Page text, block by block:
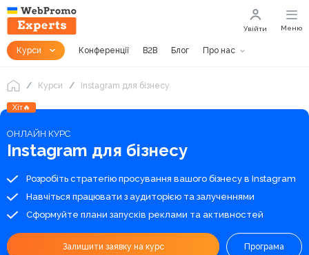
Курси Конференції B2B Блог Про нас
Увійти Меню
Курси Instagram для бізнесу
Хіт🔥
ОНЛАЙН КУРС
Instagram для бізнесу
Розробіть стратегію просування вашого бізнесу в Instagram
Навчіться працювати з аудиторією та залученнями
Сформуйте плани запусків реклами та активностей
Залишити заявку на курс Програма